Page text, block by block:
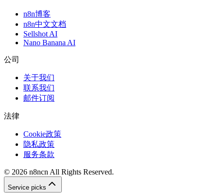
n8n博客
n8n中文文档
Sellshot AI
Nano Banana AI
公司
关于我们
联系我们
邮件订阅
法律
Cookie政策
隐私政策
服务条款
© 2026 n8ncn All Rights Reserved.
Service picks